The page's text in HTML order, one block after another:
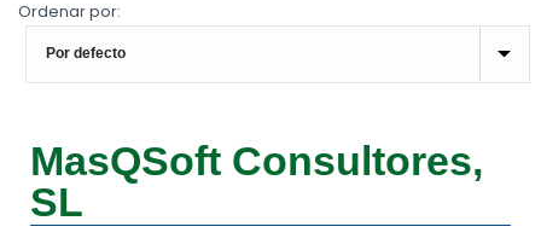
Ordenar por:
MasQSoft Consultores,
SL